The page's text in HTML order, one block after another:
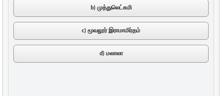
b) முத்துலெட்சுமி
c) மூவலூர் இராமாமிர்தம்
d) மலாலா